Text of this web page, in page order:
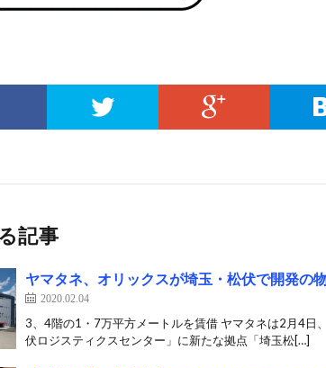
る記事
ヤマタネ、オリックスが埼玉・松伏で開発の
2020.02.04
3、4階の1・7万平方メートルを賃借 ヤマタネは2月4日
伏ロジスティクスセンター」に新たな拠点「埼玉松[…]